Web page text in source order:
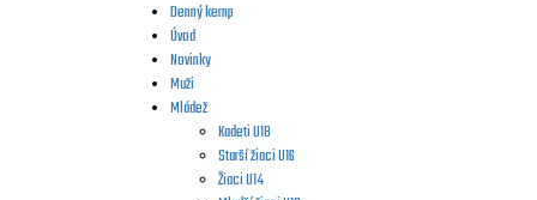
Denný kemp
Úvod
Novinky
Muži
Mládež
Kadeti U18
Starší žiaci U16
Žiaci U14